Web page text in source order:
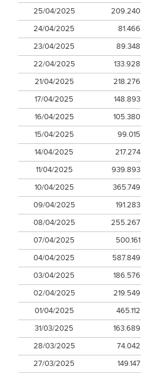
25/04/2025
209.240
24/04/2025
81.466
23/04/2025
89.348
22/04/2025
133.928
21/04/2025
218.276
17/04/2025
148.893
16/04/2025
105.380
15/04/2025
99.015
14/04/2025
217.274
11/04/2025
939.893
10/04/2025
365.749
09/04/2025
191.283
08/04/2025
255.267
07/04/2025
500.161
04/04/2025
587.849
03/04/2025
186.576
02/04/2025
219.549
01/04/2025
465.112
31/03/2025
163.689
28/03/2025
74.042
27/03/2025
149.147